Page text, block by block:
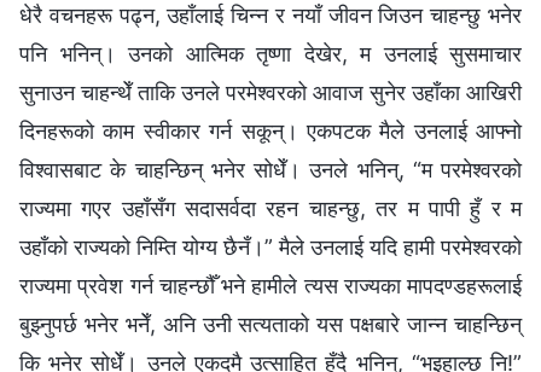
धेरै वचनहरू पढ्न, उहाँलाई चिन्‍न र नयाँ जीवन जिउन चाहन्छु भनेर
पनि भनिन्। उनको आत्मिक तृष्णा देखेर, म उनलाई सुसमाचार
सुनाउन चाहन्थेँ ताकि उनले परमेश्‍वरको आवाज सुनेर उहाँका आखिरी
दिनहरूको काम स्वीकार गर्न सकून्। एकपटक मैले उनलाई आफ्‍नो
विश्‍वासबाट के चाहन्छिन् भनेर सोधेँ। उनले भनिन्, “म परमेश्‍वरको
राज्यमा गएर उहाँसँग सदासर्वदा रहन चाहन्छु, तर म पापी हुँ र म
उहाँको राज्यको निम्ति योग्य छैनँ।” मैले उनलाई यदि हामी परमेश्‍वरको
राज्यमा प्रवेश गर्न चाहन्छौँ भने हामीले त्यस राज्यका मापदण्डहरूलाई
बुझ्‍नुपर्छ भनेर भनेँ, अनि उनी सत्यताको यस पक्षबारे जान्‍न चाहन्छिन्
कि भनेर सोधेँ। उनले एकदमै उत्साहित हुँदै भनिन्, “भइहाल्छ नि!”